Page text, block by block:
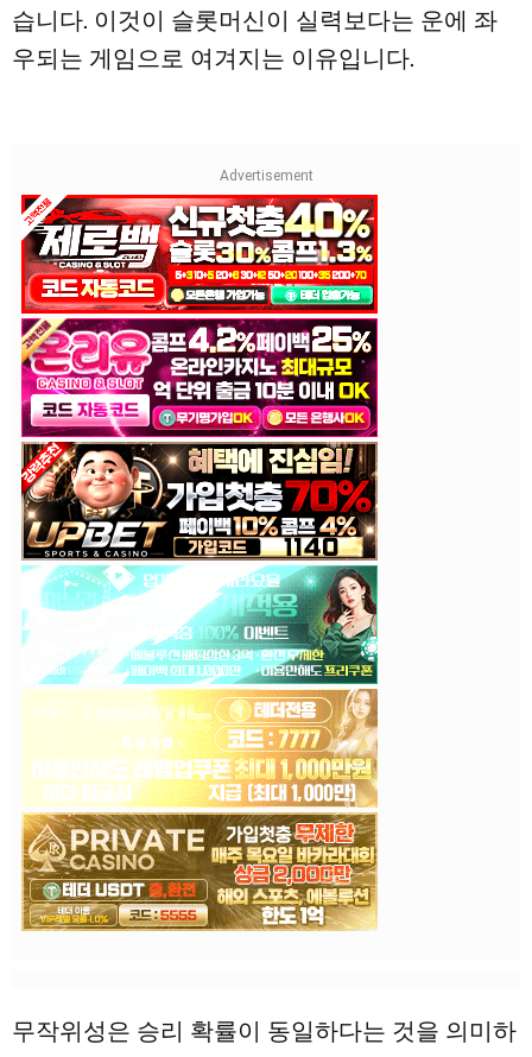
습니다. 이것이 슬롯머신이 실력보다는 운에 좌
우되는 게임으로 여겨지는 이유입니다.
무작위성은 승리 확률이 동일하다는 것을 의미하